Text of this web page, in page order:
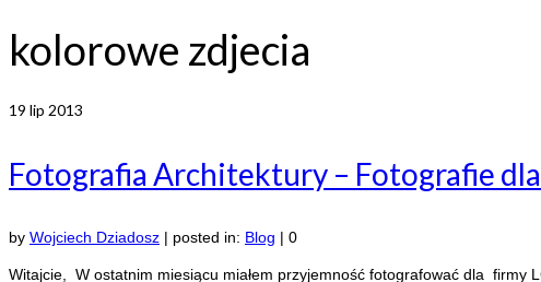
kolorowe zdjecia
19 lip 2013
Fotografia Architektury – Fotografie
by Wojciech Dziadosz | posted in: Blog | 0
Witajcie, W ostatnim miesiącu miałem przyjemność fotografować dla firmy